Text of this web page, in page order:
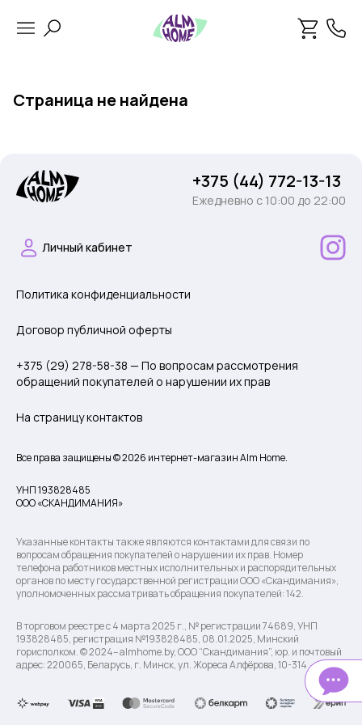
Страница не найдена
+375 (44) 772-13-13
Ежедневно c 10:00 до 22:00
Личный кабинет
Политика конфиденциальности
Договор публичной оферты
+375 (29) 278-58-38 — По вопросам рассмотрения
обращений покупателей о нарушении их прав
На страницу контактов
Все права защищены © 2026 интернет-магазин Alm Home.
УНП 193828485
ООО «СКАНДИМАНИЯ»
Указанные контакты также являются контактами для связи по
вопросам обращения покупателей о нарушении их прав. Номер
телефона работников местных исполнительных и распорядительных
органов по месту государственной регистрации ООО «Скандимания»,
уполномоченных рассматривать обращения покупателей: 142.
В торговом реестре с 4 марта 2025 г., № регистрации 74689, УНП
193828485, регистрация №193828485, 08.01.2025, Минский
горисполком. © 2024– almhome.by, ООО “Скандимания”, юр. и почтовый
адрес: 220065, Беларусь, г. Минск, ул. Жореса Алфёрова, 10-314